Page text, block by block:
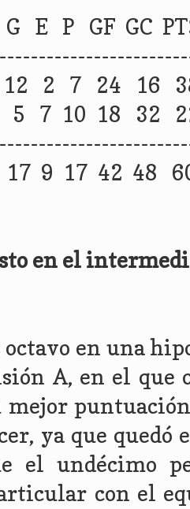
G E P GF GC
12 2 7 24 16
5 7 10 18 32
17 9 17 42 48
en el
octavo en una
A, en el que
mejor
ya que quedó
el undécimo
con el